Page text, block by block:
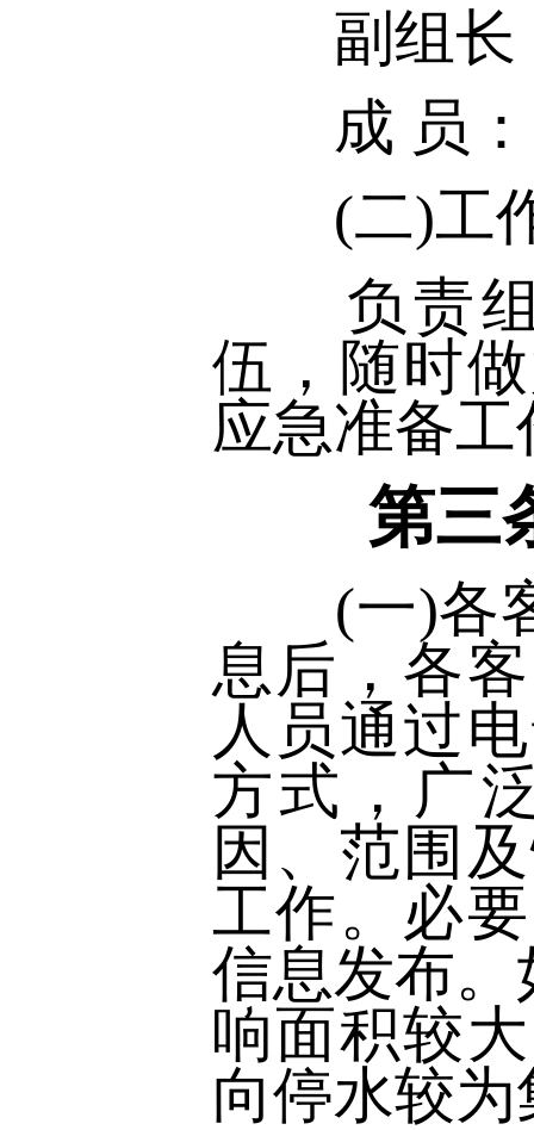
副组长：
成 员：
(二)工
负责组
伍，随时
应急准备工
第三
(一)各客
息后，各
人员通过
方式，广
因、范围
工作。必
信息发布
响面积较
向停水较